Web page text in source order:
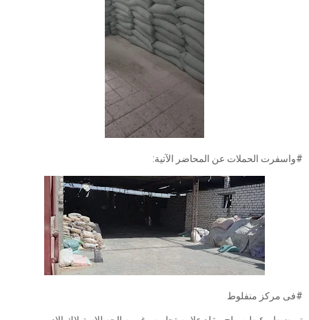
#واسفرت الحملات عن المحاضر الآتية:
#فى مركز منفلوط